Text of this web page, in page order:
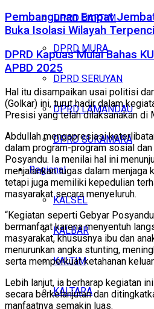
DPRD BARTIM
DPRD MURA
DPRD SERUYAN
DPRD LAMANDAU
DPRD SUKAMARA
Regional
KALSEL
KALBAR
KALTIM
KALTARA
Pembangunan Empat
Buka Isolasi Wilayah Terpencil
DPRD Kapuas Mulai Bahas
APBD 2025
Hal itu disampaikan usai politisi
(Golkar) ini, turut hadir dalam
Presisi yang telah dilaksanakan di
Abdullah mengapresiasi
dalam program-program sosial
Posyandu. Ia menilai hal ini
menjalankan tugas dalam menjaga
tetapi juga memiliki kepedulian
masyarakat secara menyeluruh.
“Kegiatan seperti Gebyar
bermanfaat karena menyentuh
masyarakat, khususnya ibu dan
menurunkan angka stunting,
serta memperkuat ketahanan
Lebih lanjut, ia berharap kegiatan
secara berkelanjutan dan
manfaatnya semakin luas.